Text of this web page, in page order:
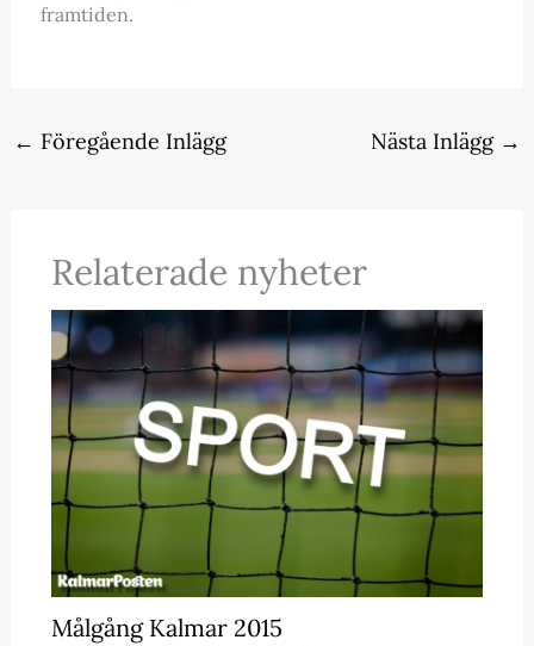
framtiden.
← Föregående Inlägg Nästa Inlägg →
Relaterade nyheter
Målgång Kalmar 2015